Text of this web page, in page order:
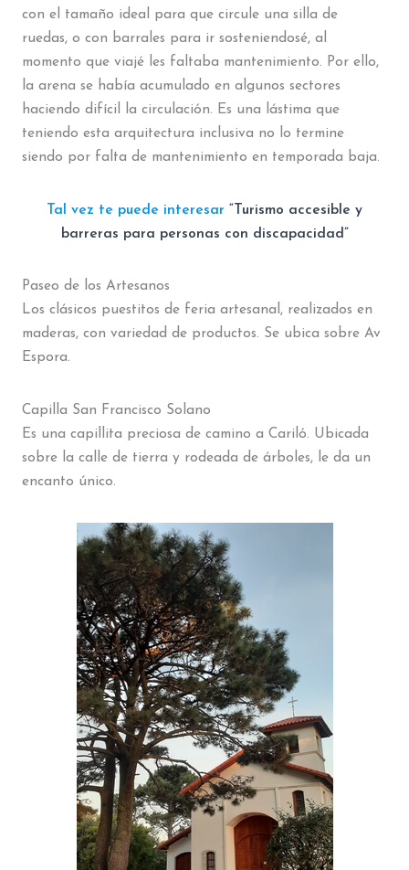
con el tamaño ideal para que circule una silla de
ruedas, o con barrales para ir sosteniendosé, al
momento que viajé les faltaba mantenimiento. Por ello,
la arena se había acumulado en algunos sectores
haciendo difícil la circulación. Es una lástima que
teniendo esta arquitectura inclusiva no lo termine
siendo por falta de mantenimiento en temporada baja.
Tal vez te puede interesar “Turismo accesible y
barreras para personas con discapacidad”
Paseo de los Artesanos
Los clásicos puestitos de feria artesanal, realizados en
maderas, con variedad de productos. Se ubica sobre Av
Espora.
Capilla San Francisco Solano
Es una capillita preciosa de camino a Cariló. Ubicada
sobre la calle de tierra y rodeada de árboles, le da un
encanto único.